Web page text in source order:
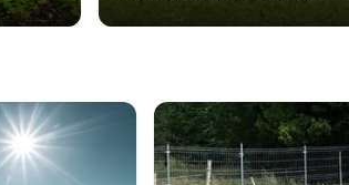
Stratená przez ZajfyGeravy - Pętla z